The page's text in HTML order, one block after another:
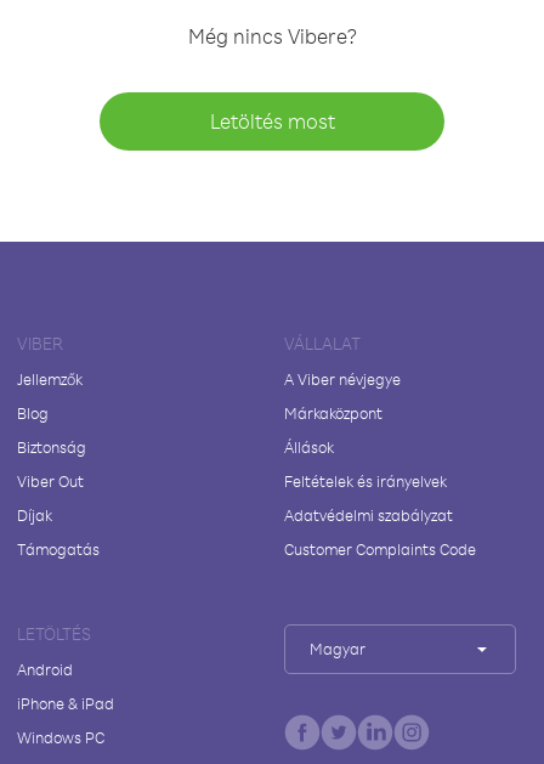
Még nincs Vibere?
Letöltés most
VIBER
Jellemzők
Blog
Biztonság
Viber Out
Díjak
Támogatás
VÁLLALAT
A Viber névjegye
Márkaközpont
Állások
Feltételek és irányelvek
Adatvédelmi szabályzat
Customer Complaints Code
LETÖLTÉS
Android
iPhone & iPad
Windows PC
Magyar